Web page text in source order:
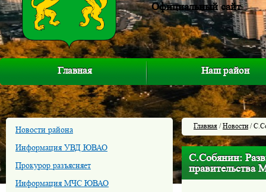
Официальный сайт
Главная Наш район
Новости района
Информация УВД ЮВАО
Прокурор разъясняет
Информация МЧС ЮВАО
Главная /Новости/
С.Собянин:
правительства